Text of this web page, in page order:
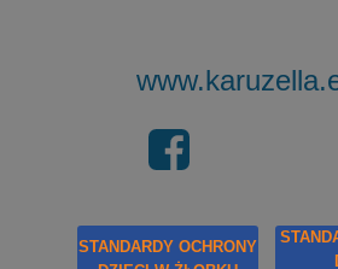
STANDARDY OCHRONY